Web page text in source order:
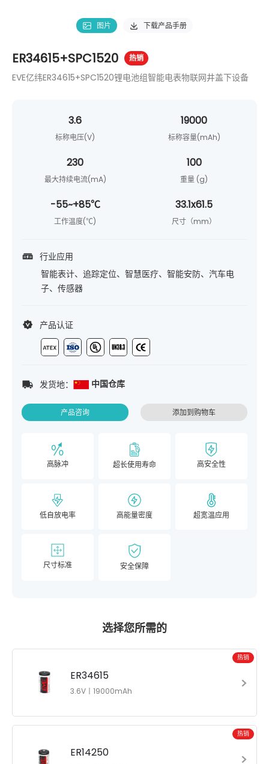
图片 下载产品手册
ER34615+SPC1520 热销
EVE亿纬ER34615+SPC1520锂电池组智能电表物联网井盖下设备
3.6
标称电压(V)
19000
标称容量(mAh)
230
最大持续电流(mA)
100
重量 (g)
-55~+85℃
工作温度(℃)
33.1x61.5
尺寸（mm）
行业应用
智能表计、追踪定位、智慧医疗、智能安防、汽车电
子、传感器
产品认证
发货地： 中国仓库
产品咨询 添加到购物车
高脉冲 超长使用寿命 高安全性
低自放电率 高能量密度 超宽温应用
尺寸标准 安全保障
选择您所需的
ER34615
3.6V丨19000mAh
热销
ER14250
热销